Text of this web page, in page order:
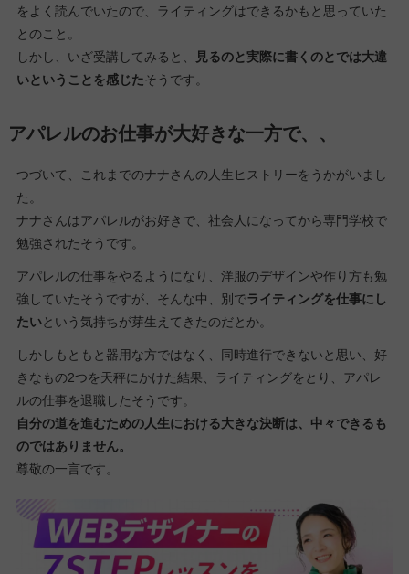
をよく読んでいたので、ライティングはできるかもと思っていた
とのこと。
しかし、いざ受講してみると、
見るのと実際に書くのとでは大違
いということを感じたそうです。
アパレルのお仕事が大好きな一方で、、
つづいて、これまでのナナさんの人生ヒストリーをうかがいまし
た。
ナナさんはアパレルがお好きで、社会人になってから専門学校で
勉強されたそうです。
アパレルの仕事をやるようになり、洋服のデザインや作り方も勉
強していたそうですが、そんな中、別でライティングを仕事にし
たいという気持ちが芽生えてきたのだとか。
しかしもともと器用な方ではなく、同時進行できないと思い、好
きなもの2つを天秤にかけた結果、ライティングをとり、アパレ
ルの仕事を退職したそうです。
自分の道を進むための人生における大きな決断は、中々できるも
のではありません。
尊敬の一言です。